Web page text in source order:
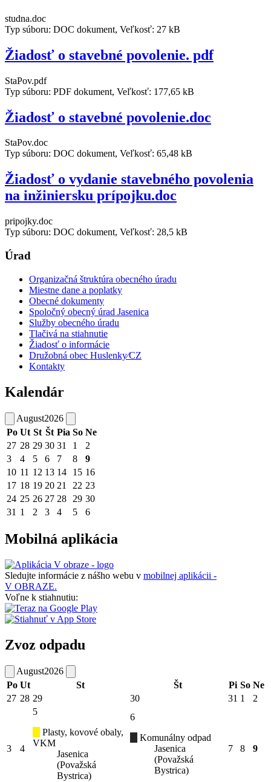
studna.doc
Typ súboru: DOC dokument, Veľkosť: 27 kB
Žiadosť o stavebné povolenie. pdf
StaPov.pdf
Typ súboru: PDF dokument, Veľkosť: 177,65 kB
Žiadosť o stavebné povolenie.doc
StaPov.doc
Typ súboru: DOC dokument, Veľkosť: 65,48 kB
Žiadosť o vydanie stavebného povolenia
na inžiniersku prípojku.doc
pripojky.doc
Typ súboru: DOC dokument, Veľkosť: 28,5 kB
Úrad
Organizačná štruktúra obecného úradu
Miestne dane a poplatky
Obecné dokumenty
Spoločný obecný úrad Jasenica
Služby obecného úradu
Tlačivá na stiahnutie
Žiadosť o informácie
Družobná obec Huslenky⁄CZ
Kontakty
Kalendár
August2026
Po Ut St Št Pia So Ne
27 28 29 30 31 1
2
3
4 5 6 7 8
9
10 11 12 13 14 15 16
17 18 19 20 21 22 23
24 25 26 27 28 29 30
31 1 2 3 4 5 6
Mobilná aplikácia
Sledujte informácie z nášho webu v mobilnej aplikácii -
V OBRAZE.
Voľne k stiahnutiu:
Zvoz odpadu
August2026
Po Ut St Št Pi So Ne
27 28 29 30 31 1 2
3 4
5
Plasty, kovové obaly,
VKM
Jasenica
(Považská
Bystrica)
6
Komunálny odpad
Jasenica
(Považská
Bystrica)
7 8 9